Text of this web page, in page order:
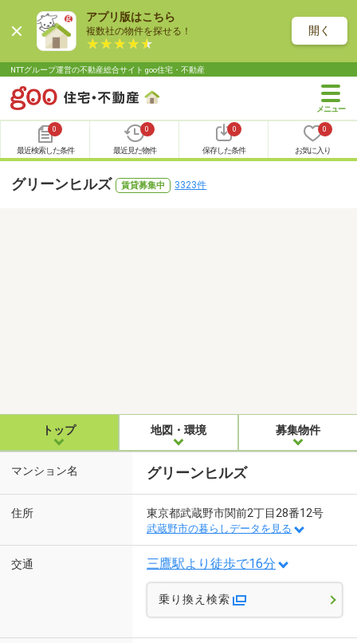
アプリ版はこちら
複数社の物件を探せる！ 開く
NTTグループ運営の不動産総合サイト goo住宅・不動産
0
最近検索した条件
0
最近見た物件
0
保存した条件
0
お気に入り
グリーンヒルズ 賃貸募集中 3323件
トップ 地図・環境 募集物件
マンション名 グリーンヒルズ
住所 東京都武蔵野市関前2丁目28番12号
武蔵野市の暮らしデータを見る
交通 三鷹駅より徒歩で16分
乗り換え検索